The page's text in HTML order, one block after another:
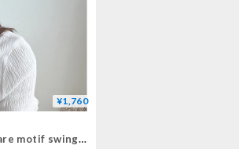
¥1,760
Fil. / square motif swing ball earrings(即納)2color